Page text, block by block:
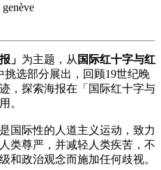
」 为主题，从 国际红十字与红
挑选部分展出，回顾19世纪晚
，探索海报在「国际红十字与
。
是国际性的人道主义运动，致力
类尊严，并减轻人类疾苦，不
和政治观念而施加任何歧视。